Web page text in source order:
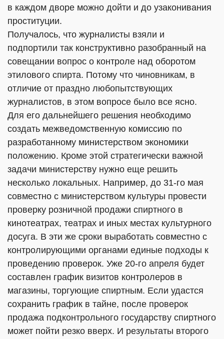
в каждом дворе можно дойти и до узаконивания
проституции.
Получалось, что журналисты взяли и
подпортили так конструктивно разобранный на
совещании вопрос о контроле над оборотом
этилового спирта. Потому что чиновникам, в
отличие от праздно любопытствующих
журналистов, в этом вопросе было все ясно.
Для его дальнейшего решения необходимо
создать межведомственную комиссию по
разработанному министерством экономики
положению. Кроме этой стратегически важной
задачи министерству нужно еще решить
несколько локальных. Например, до 31-го мая
совместно с министерством культуры провести
проверку розничной продажи спиртного в
кинотеатрах, театрах и иных местах культурного
досуга. В эти же сроки выработать совместно с
контролирующими органами единые подходы к
проведению проверок. Уже 20-го апреля будет
составлен график визитов контролеров в
магазины, торгующие спиртным. Если удастся
сохранить график в тайне, после проверок
продажа подконтрольного государству спиртного
может пойти резко вверх. И результаты второго